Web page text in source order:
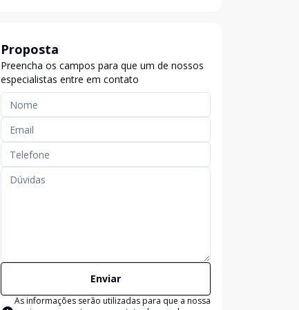
Proposta
Preencha os campos para que um de nossos
especialistas entre em contato
Enviar
As informações serão utilizadas para que a nossa